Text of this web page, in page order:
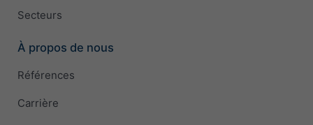
Secteurs
À propos de nous
Références
Carrière